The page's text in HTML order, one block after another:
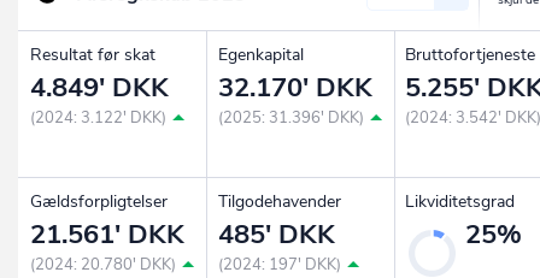
Resultat før skat
4.849' DKK
(2024: 3.122' DKK)
Egenkapital
32.170' DKK
(2025: 31.396' DKK)
Bruttofortjeneste
5.255'
(2024: 3.542'
Gældsforpligtelser
21.561' DKK
(2024: 20.780' DKK)
Tilgodehavender
485' DKK
(2024: 197' DKK)
Likviditetsgrad
25%